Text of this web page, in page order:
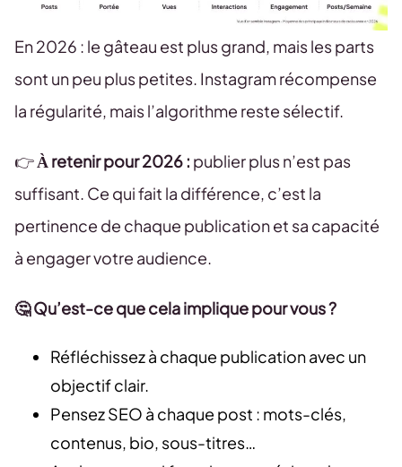
En 2026 : le gâteau est plus grand, mais les parts
sont un peu plus petites. Instagram récompense
la régularité, mais l’algorithme reste sélectif.
👉À retenir pour 2026 : publier plus n’est pas
suffisant. Ce qui fait la différence, c’est la
pertinence de chaque publication et sa capacité
à engager votre audience.
🤔 Qu’est-ce que cela implique pour vous ?
Réfléchissez à chaque publication avec un
objectif clair.
Pensez SEO à chaque post : mots-clés,
contenus, bio, sous-titres…